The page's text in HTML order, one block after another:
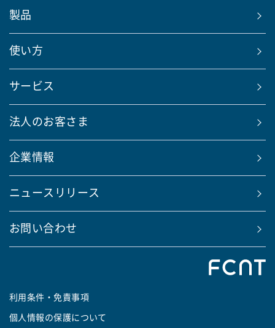
製品
使い方
サービス
法人のお客さま
企業情報
ニュースリリース
お問い合わせ
利用条件・免責事項
個人情報の保護について